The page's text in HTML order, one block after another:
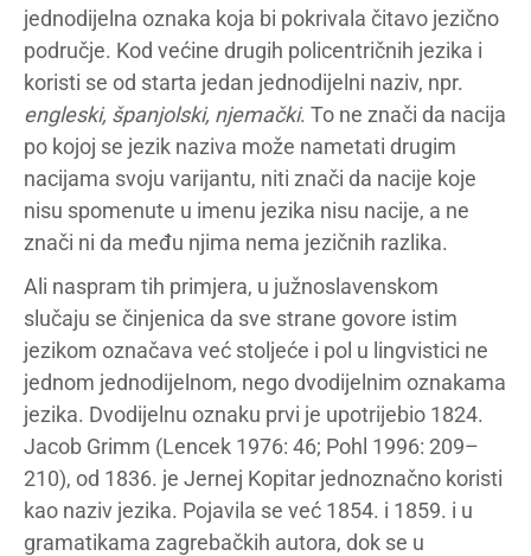
jednodijelna oznaka koja bi pokrivala čitavo jezično
područje. Kod većine drugih policentričnih jezika i
koristi se od starta jedan jednodijelni naziv, npr.
engleski, španjolski, njemački. To ne znači da nacija
po kojoj se jezik naziva može nametati drugim
nacijama svoju varijantu, niti znači da nacije koje
nisu spomenute u imenu jezika nisu nacije, a ne
znači ni da među njima nema jezičnih razlika.
Ali naspram tih primjera, u južnoslavenskom
slučaju se činjenica da sve strane govore istim
jezikom označava već stoljeće i pol u lingvistici ne
jednom jednodijelnom, nego dvodijelnim oznakama
jezika. Dvodijelnu oznaku prvi je upotrijebio 1824.
Jacob Grimm (Lencek 1976: 46; Pohl 1996: 209–
210), od 1836. je Jernej Kopitar jednoznačno koristi
kao naziv jezika. Pojavila se već 1854. i 1859. i u
gramatikama zagrebačkih autora, dok se u